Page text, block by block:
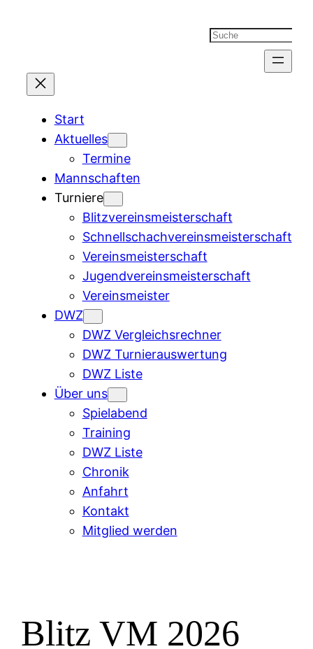
Suchen
Start
Aktuelles
Termine
Mannschaften
Turniere
Blitzvereinsmeisterschaft
Schnellschachvereinsmeisterschaft
Vereinsmeisterschaft
Jugendvereinsmeisterschaft
Vereinsmeister
DWZ
DWZ Vergleichsrechner
DWZ Turnierauswertung
DWZ Liste
Über uns
Spielabend
Training
DWZ Liste
Chronik
Anfahrt
Kontakt
Mitglied werden
Blitz VM 2026